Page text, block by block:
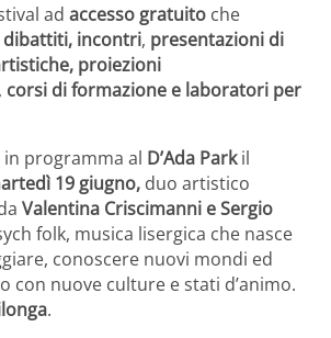
ad accesso gratuito che
dibattiti, incontri, presentazioni di
proiezioni
, corsi di formazione e laboratori per
in programma al D’Ada Parkil
19 giugno, duo artistico
Valentina Criscimanni e Sergio
folk, musica lisergica che nasce
conoscere nuovi mondi ed
con nuove culture e stati d’animo.
.